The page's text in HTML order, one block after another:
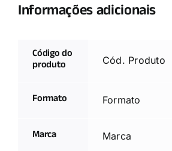
Informações adicionais
Código do
produto Cód. Produto
Formato Formato
Marca Marca